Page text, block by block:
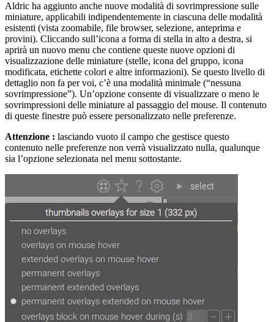
Aldric ha aggiunto anche nuove modalità di sovrimpressione sulle
miniature, applicabili indipendentemente in ciascuna delle modalità
esistenti (vista zoomabile, file browser, selezione, anteprima e
provini). Cliccando sull’icona a forma di stella in alto a destra, si
aprirà un nuovo menu che contiene queste nuove opzioni di
visualizzazione delle miniature (stelle, icona del gruppo, icona
modificata, etichette colori e altre informazioni). Se questo livello di
dettaglio non fa per voi, c’è una modalità minimale (“nessuna
sovrimpressione”). Un’opzione consente di visualizzare o meno le
sovrimpressioni delle miniature al passaggio del mouse. Il contenuto
di queste finestre può essere personalizzato nelle preferenze.
Attenzione : lasciando vuoto il campo che gestisce questo
contenuto nelle preferenze non verrà visualizzato nulla, qualunque
sia l’opzione selezionata nel menu sottostante.